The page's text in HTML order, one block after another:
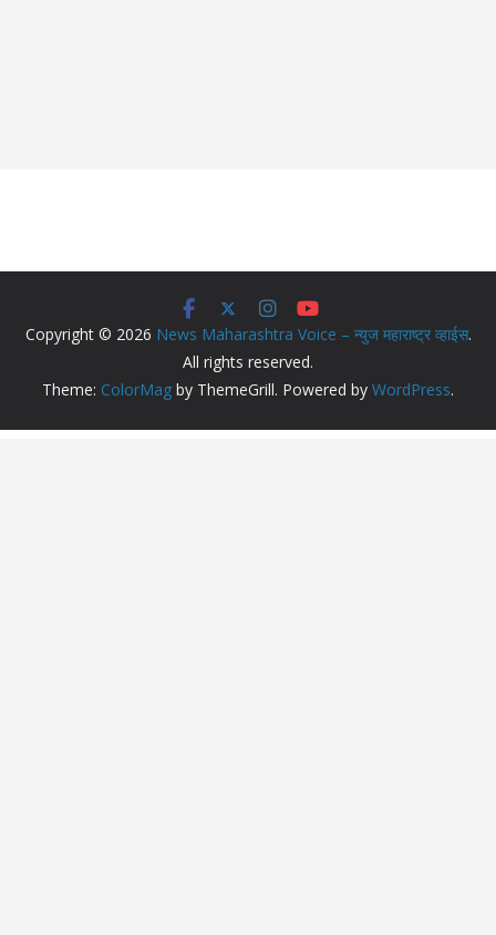
Copyright © 2026 News Maharashtra Voice – न्युज महाराष्ट्र व्हाईस.
All rights reserved.
Theme: ColorMag by ThemeGrill. Powered by WordPress.